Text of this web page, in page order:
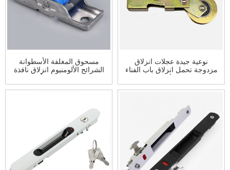
مسحوق المغلفة الأسطوانة
الشرائح الألومنيوم انزلاق نافذة
مجلس الوزراء الأجهزة
الأسطوانة مع بكرة عجلة نافذة
نوعية جيدة عجلات انزلاق
مزدوجة تحمل انزلاق باب الفناء
ونافذة الأسطوانة